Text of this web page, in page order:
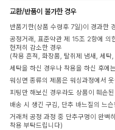
교환/반품이 불가한 경우
반품기한(상품 수령후 7일)이 경과한
공정거래, 표준약관 제 15조 2항에 의
현저히 감소한 경우
(착용 흔적, 화장품, 탈취제 냄새, 세탁
세탁을 하신 경우나 착용을 하신 후에
워싱면 종류의 제품은 워싱과정에서
피팅만 해보신 경우라도 상품이 훼손
배송 시 생긴 구김, 단추 바느질의 느
거래처 공정 과정 중 단추구멍이 완벽
착용 부탁드립니다)